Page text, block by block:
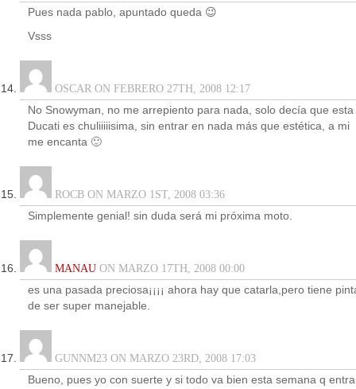
Pues nada pablo, apuntado queda 😉
Vsss
OSCAR ON FEBRERO 27TH, 2008 12:17
No Snowyman, no me arrepiento para nada, solo decía que esta
Ducati es chuliiiiisima, sin entrar en nada más que estética, a mi
me encanta 🙂
ROCB ON MARZO 1ST, 2008 03:36
Simplemente genial! sin duda será mi próxima moto.
MANAU ON MARZO 17TH, 2008 00:00
es una pasada preciosa¡¡¡¡ ahora hay que catarla,pero tiene
de ser super manejable.
GUNNM23 ON MARZO 23RD, 2008 17:03
Bueno, pues yo con suerte y si todo va bien esta semana q entra